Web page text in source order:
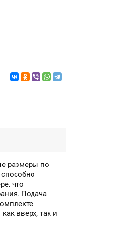
размеры по
что
Подача
вверх, так и